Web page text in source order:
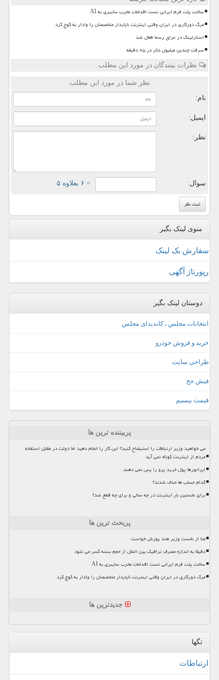
ساخت پلت فرم ایرانی تست اقدامات مخرب سایبری به AI
مرگ دورکاری در ایران وقتی اینترنت ناپایدار متخصصان را وادار به کوچ کرد
استارلینک در عراق رسما فعال شد
سرقت چندین میلیون دلار در ۲۵ دقیقه
نظرات بینندگان در مورد این مطلب
نظر شما در مورد این مطلب
نام:
ایمیل:
نظر:
سوال: = ۶ بعلاوه ۵
منوی لینک بگیر
سفارش بک لینک
رپورتاژ آگهی
دوستان لینک بگیر
انتخابات مجلس ، کاندیدای مجلس
خرید و فروش خودرو
طراحی سایت
فیش حج
قیمت بیسیم
پربیننده ترین ها
می خواهید وزیر ارتباطات را استیضاح کنید؟ این کار را انجام دهید اما دولت در مقابل استفاده
مردم از اینترنت کوتاه نمی آید
اپراتورها پول خرید پرو را پس نمی دهند
کدام حساب ها حذف شدند؟
برای نخستین بار اینترنت در چه سالی و برای چه قطع شد؟
پربحث ترین ها
متا از نخست وزیر هند پوزش خواست
دقیقا به اندازه مصرف ترافیک بین الملل از حجم بسته کسر می شود
ساخت پلت فرم ایرانی تست اقدامات مخرب سایبری به AI
مرگ دورکاری در ایران وقتی اینترنت ناپایدار متخصصان را وادار به کوچ کرد
جدیدترین ها
تگها
ارتباطات